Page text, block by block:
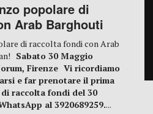
popolare di
Arab Barghouti
di raccolta fondi con Arab
Sabato 30 Maggio
Firenze Vi ricordiamo
e far prenotare il prima
raccolta fondi del 30
al 3920689259....